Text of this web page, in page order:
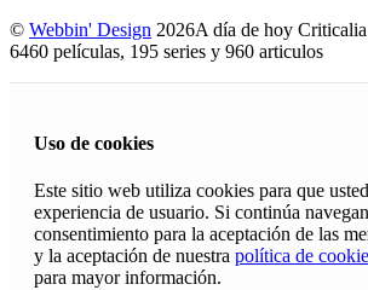
© Webbin' Design 2026A día de hoy
6460 películas, 195 series y 960 articulos
Uso de cookies
Este sitio web utiliza cookies para que
experiencia de usuario. Si continúa
consentimiento para la aceptación de las
y la aceptación de nuestra política de
para mayor información.